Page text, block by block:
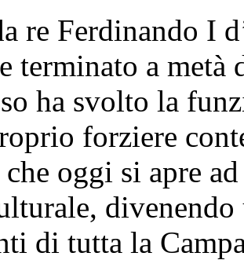
re Ferdinando I
terminato a metà
ha svolto la
forziere
che oggi si apre
di tutta la